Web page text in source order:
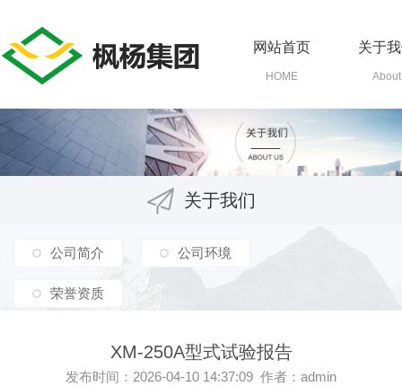
网站首页
HOME
关于
About
关于我们
公司简介 公司环境
荣誉资质
XM-250A型式试验报告
发布时间：2026-04-10 14:37:09 作者：admin